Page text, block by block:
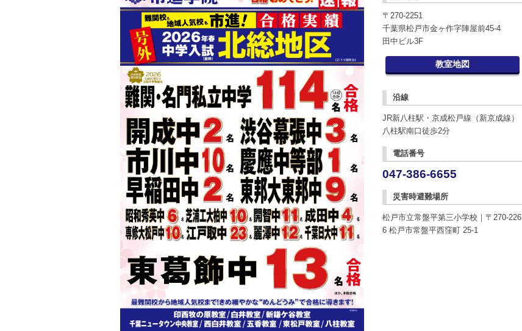
〒270-2251
千葉県松戸市金ヶ作字陣屋前45-4
田中ビル3F
教室地図
沿線
JR新八柱駅・京成松戸線（新京成線）
八柱駅南口徒歩2分
電話番号
047-386-6655
災害時避難場所
松戸市立常盤平第三小学校｜〒270-226
6 松戸市常盤平西窪町 25-1